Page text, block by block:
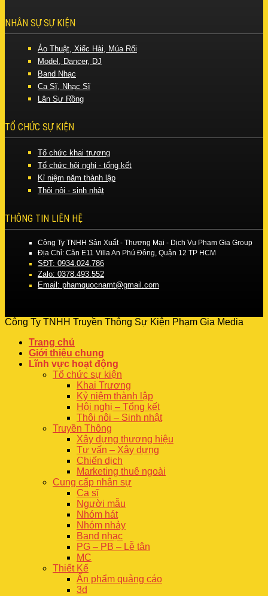
NHÂN SỰ SỰ KIỆN
Ảo Thuật, Xiếc Hài, Múa Rối
Model, Dancer, DJ
Band Nhạc
Ca Sĩ, Nhạc Sĩ
Lân Sư Rồng
TỔ CHỨC SỰ KIỆN
Tổ chức khai trương
Tổ chức hội nghị - tổng kết
Kỉ niệm năm thành lập
Thôi nôi - sinh nhật
THÔNG TIN LIÊN HỆ
Công Ty TNHH Sản Xuất - Thương Mại - Dịch Vụ Phạm Gia Group
Địa Chỉ: Căn E11 Villa An Phú Đông, Quận 12 TP HCM
SĐT: 0934.024.786
Zalo: 0378.493.552
Email: phamquocnamt@gmail.com
Công Ty TNHH Truyền Thông Sự Kiện Phạm Gia Media
Trang chủ
Giới thiệu chung
Lĩnh vực hoạt động
Tổ chức sự kiện
Khai Trương
Kỷ niệm thành lập
Hội nghị – Tổng kết
Thôi nôi – Sinh nhật
Truyền Thông
Xây dựng thương hiệu
Tư vấn – Xây dựng
Chiến dịch
Marketing thuê ngoài
Cung cấp nhân sự
Ca sĩ
Người mẫu
Nhóm hát
Nhóm nhảy
Band nhạc
PG – PB – Lễ tân
MC
Thiết Kế
Ấn phẩm quảng cáo
3d